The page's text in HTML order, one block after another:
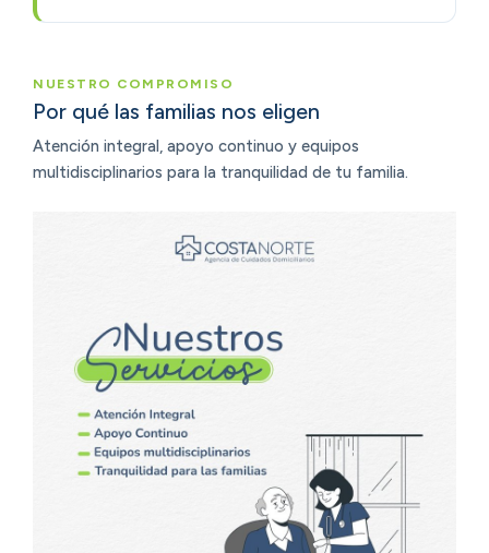
NUESTRO COMPROMISO
Por qué las familias nos eligen
Atención integral, apoyo continuo y equipos
multidisciplinarios para la tranquilidad de tu familia.